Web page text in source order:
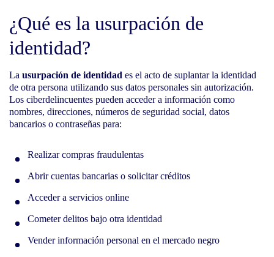
¿Qué es la usurpación de
identidad?
La usurpación de identidad es el acto de suplantar la identidad
de otra persona utilizando sus datos personales sin autorización.
Los ciberdelincuentes pueden acceder a información como
nombres, direcciones, números de seguridad social, datos
bancarios o contraseñas para:
Realizar compras fraudulentas
Abrir cuentas bancarias o solicitar créditos
Acceder a servicios online
Cometer delitos bajo otra identidad
Vender información personal en el mercado negro